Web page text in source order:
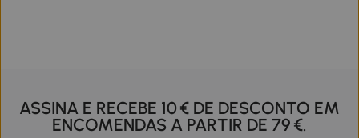
ASSINA E RECEBE 10 € DE DESCONTO EM
ENCOMENDAS A PARTIR DE 79 €.